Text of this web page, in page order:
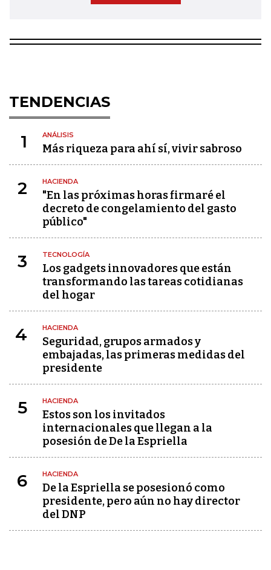
TENDENCIAS
1 ANÁLISIS
Más riqueza para ahí sí, vivir sabroso
2 HACIENDA
"En las próximas horas firmaré el
decreto de congelamiento del gasto
público"
3 TECNOLOGÍA
Los gadgets innovadores que están
transformando las tareas cotidianas
del hogar
4 HACIENDA
Seguridad, grupos armados y
embajadas, las primeras medidas del
presidente
5 HACIENDA
Estos son los invitados
internacionales que llegan a la
posesión de De la Espriella
6 HACIENDA
De la Espriella se posesionó como
presidente, pero aún no hay director
del DNP